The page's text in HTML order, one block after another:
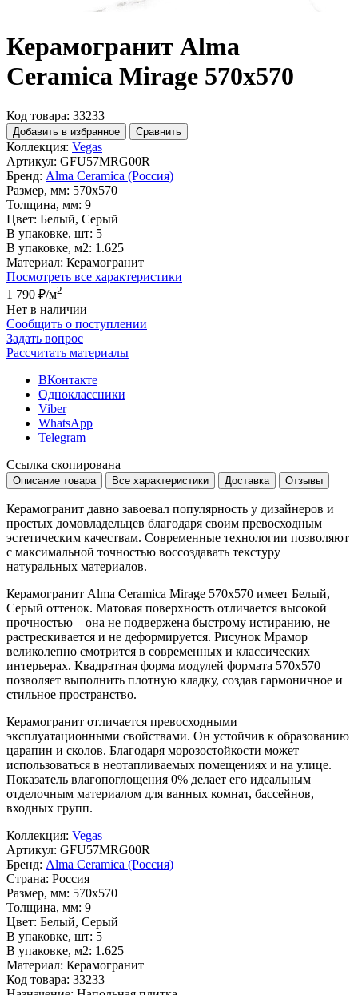
Керамогранит Alma
Ceramica Mirage 570x570
Код товара: 33233
Добавить в избранное Сравнить
Коллекция: Vegas
Артикул: GFU57MRG00R
Бренд: Alma Ceramica (Россия)
Размер, мм: 570x570
Толщина, мм: 9
Цвет: Белый, Серый
В упаковке, шт: 5
В упаковке, м2: 1.625
Материал: Керамогранит
Посмотреть все характеристики
1 790 ₽/м2
Нет в наличии
Сообщить о поступлении
Задать вопрос
Рассчитать материалы
ВКонтакте
Одноклассники
Viber
WhatsApp
Telegram
Ссылка скопирована
Описание товара Все характеристики Доставка Отзывы
Керамогранит давно завоевал популярность у дизайнеров и
простых домовладельцев благодаря своим превосходным
эстетическим качествам. Современные технологии позволяют
с максимальной точностью воссоздавать текстуру
натуральных материалов.
Керамогранит Alma Ceramica Mirage 570x570 имеет Белый,
Серый оттенок. Матовая поверхность отличается высокой
прочностью – она не подвержена быстрому истиранию, не
растрескивается и не деформируется. Рисунок Мрамор
великолепно смотрится в современных и классических
интерьерах. Квадратная форма модулей формата 570x570
позволяет выполнить плотную кладку, создав гармоничное и
стильное пространство.
Керамогранит отличается превосходными
эксплуатационными свойствами. Он устойчив к образованию
царапин и сколов. Благодаря морозостойкости может
использоваться в неотапливаемых помещениях и на улице.
Показатель влагопоглощения 0% делает его идеальным
отделочным материалом для ванных комнат, бассейнов,
входных групп.
Коллекция: Vegas
Артикул: GFU57MRG00R
Бренд: Alma Ceramica (Россия)
Страна: Россия
Размер, мм: 570x570
Толщина, мм: 9
Цвет: Белый, Серый
В упаковке, шт: 5
В упаковке, м2: 1.625
Материал: Керамогранит
Код товара: 33233